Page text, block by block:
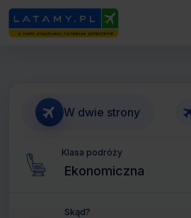
W dwie strony
Klasa podróży
Skąd?